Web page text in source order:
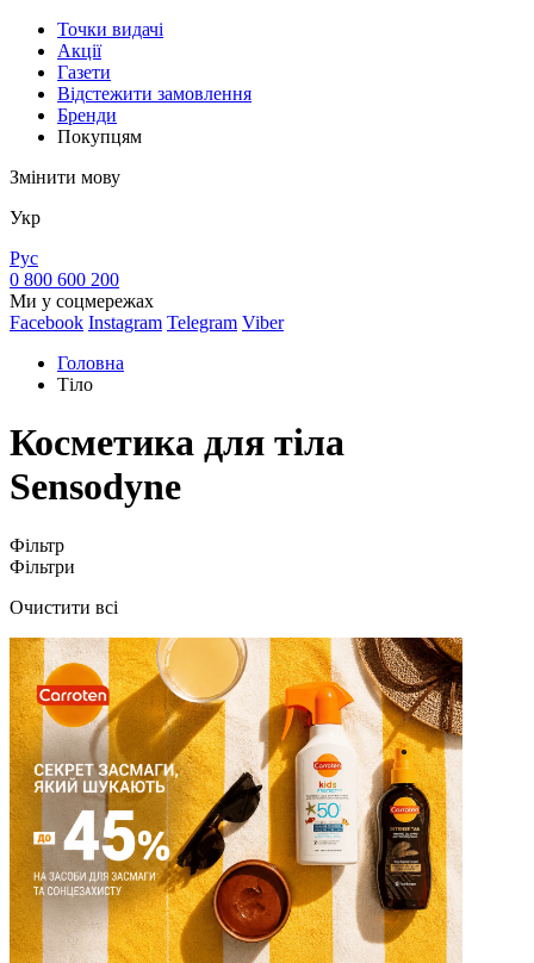
Точки видачi
Акції
Газети
Відстежити замовлення
Бренди
Покупцям
Змінити мову
Укр
Рус
0 800 600 200
Ми у соцмережах
Facebook Instagram Telegram Viber
Головна
Тіло
Косметика для тіла
Sensodyne
Фільтр
Фільтри
Очистити всі